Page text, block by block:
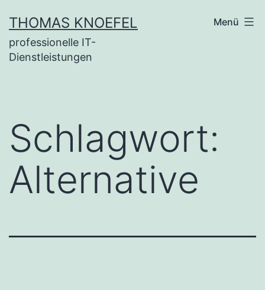
Inhalt
springen
THOMAS KNOEFEL
professionelle IT-
Dienstleistungen
Menü
Schlagwort:
Alternative